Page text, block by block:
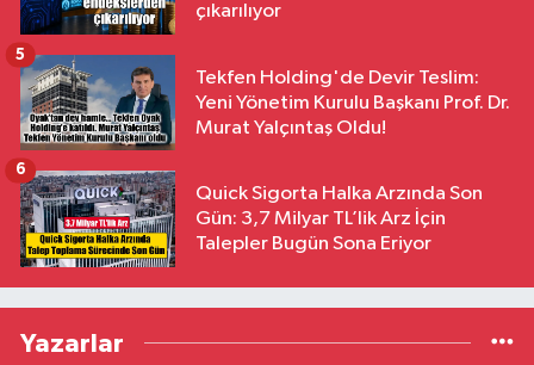
çıkarılıyor
Tekfen Holding'de Devir Teslim:
Yeni Yönetim Kurulu Başkanı Prof. Dr.
Murat Yalçıntaş Oldu!
5
Quick Sigorta Halka Arzında Son
Gün: 3,7 Milyar TL’lik Arz İçin
Talepler Bugün Sona Eriyor
6
Yazarlar